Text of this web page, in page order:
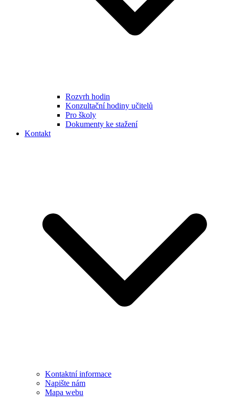
Rozvrh hodin
Konzultační hodiny učitelů
Pro školy
Dokumenty ke stažení
Kontakt
Kontaktní informace
Napište nám
Mapa webu